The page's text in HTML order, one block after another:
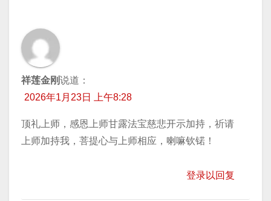
祥莲金刚说道：
2026年1月23日 上午8:28
顶礼上师，感恩上师甘露法宝慈悲开示加持，祈请
上师加持我，菩提心与上师相应，喇嘛钦锘！
登录以回复